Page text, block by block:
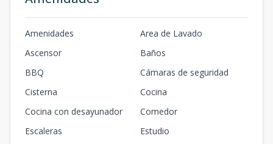
Amenidades
Area de Lavado
Ascensor
Baños
BBQ
Cámaras de seguridad
Cisterna
Cocina
Cocina con desayunador
Comedor
Escaleras
Estudio